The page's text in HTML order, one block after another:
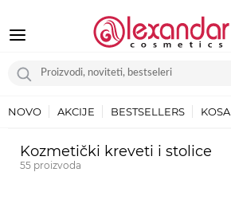
NOVO AKCIJE BESTSELLERS KOSA
Kozmetički kreveti i stolice
55 proizvoda